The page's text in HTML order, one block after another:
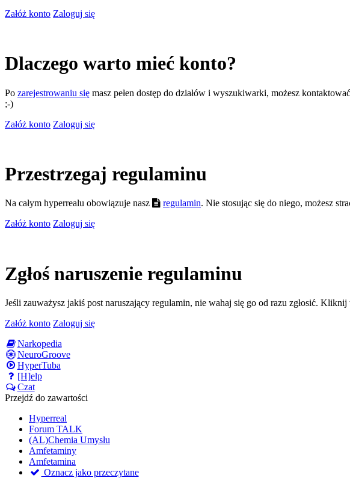
Załóż konto Zaloguj się
Dlaczego warto mieć konto?
Po zarejestrowaniu się masz pełen dostęp do działów i wyszukiwarki, możesz
;-)
Załóż konto Zaloguj się
Przestrzegaj regulaminu
Na całym hyperrealu obowiązuje nasz regulamin. Nie stosując się do niego, możesz
Załóż konto Zaloguj się
Zgłoś naruszenie regulaminu
Jeśli zauważysz jakiś post naruszający regulamin, nie wahaj się go od razu zgłosić.
Załóż konto Zaloguj się
Narkopedia
NeuroGroove
HyperTuba
[H]elp
Czat
Przejdź do zawartości
Hyperreal
Forum TALK
(AL)Chemia Umysłu
Amfetaminy
Amfetamina
Oznacz jako przeczytane